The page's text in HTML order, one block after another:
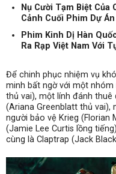
Nụ Cười Tạm Biệt
Cảnh Cuối Phim Dự
Phim Kinh Dị Hàn
Ra Rạp Việt Nam Với
Để chinh phục nhiệm vụ
minh bất ngờ với một
thủ vai), một lính đánh thuê
(Ariana Greenblatt thủ vai),
người bảo vệ Krieg (Florian
(Jamie Lee Curtis lồng
cùng là Claptrap (Jack